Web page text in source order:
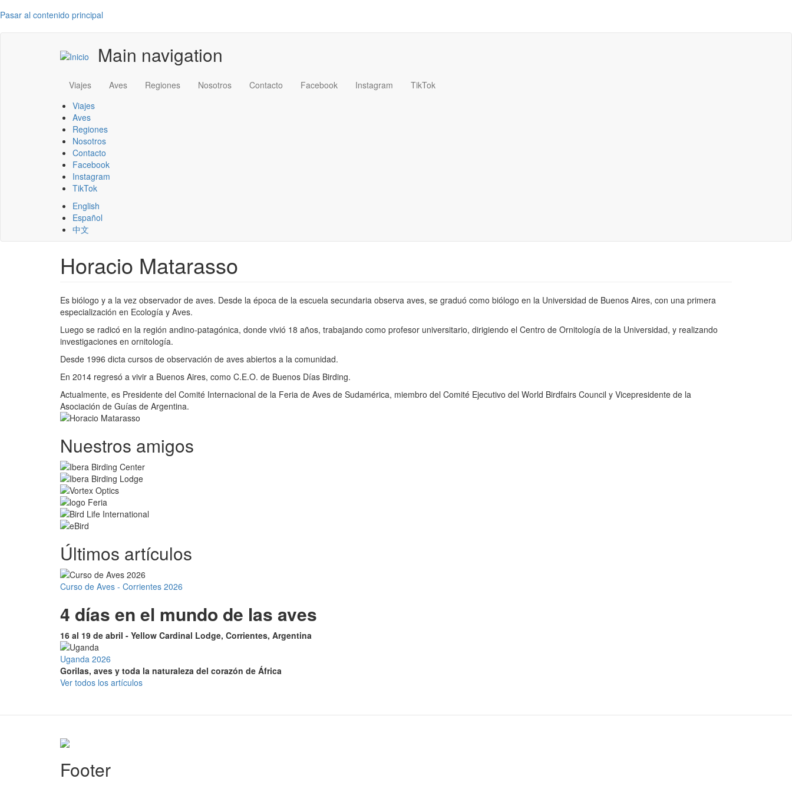
Pasar al contenido principal
Main navigation
Viajes Aves Regiones Nosotros Contacto Facebook Instagram
TikTok
Viajes
Aves
Regiones
Nosotros
Contacto
Facebook
Instagram
TikTok
English
Español
中文
Horacio Matarasso
Es biólogo y a la vez observador de aves. Desde la época de la escuela secundaria observa aves, se graduó como biólogo en la Universidad de Buenos Aires, con una primera
especialización en Ecología y Aves.
Luego se radicó en la región andino-patagónica, donde vivió 18 años, trabajando como profesor universitario, dirigiendo el Centro de Ornitología de la Universidad, y realizando
investigaciones en ornitología.
Desde 1996 dicta cursos de observación de aves abiertos a la comunidad.
En 2014 regresó a vivir a Buenos Aires, como C.E.O. de Buenos Días Birding.
Actualmente, es Presidente del Comité Internacional de la Feria de Aves de Sudamérica, miembro del Comité Ejecutivo del World Birdfairs Council y Vicepresidente de la
Asociación de Guías de Argentina.
Nuestros amigos
Últimos artículos
Curso de Aves - Corrientes 2026
4 días en el mundo de las aves
16 al 19 de abril - Yellow Cardinal Lodge, Corrientes, Argentina
Uganda 2026
Gorilas, aves y toda la naturaleza del corazón de África
Ver todos los artículos
Footer